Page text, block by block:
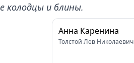
колодцы и блины.
Анна Каренина
Толстой Лев Николаевич